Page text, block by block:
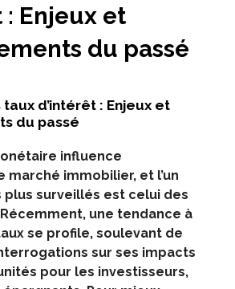
: Enjeux et
du passé
d’intérêt : Enjeux et
du passé
influence
immobilier, et l’un
plus surveillés est celui des
une tendance à
se profile, soulevant de
sur ses impacts
pour les investisseurs,